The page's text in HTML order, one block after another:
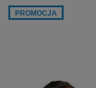
PROMOCJA